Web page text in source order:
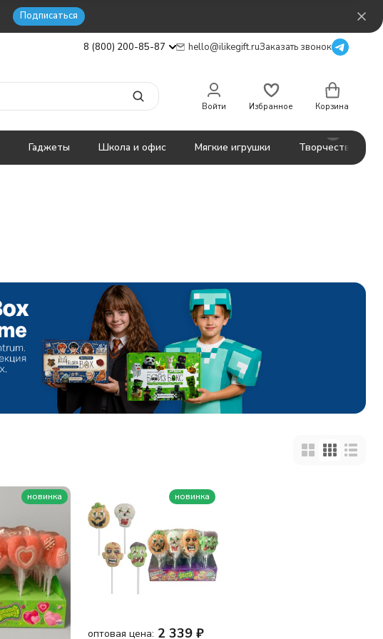
Подписаться
8 (800) 200-85-87 hello@ilikegift.ruЗаказать звонок
Войти Избранное Корзина
Гаджеты Школа и офис Мягкие игрушки Творчество
новинка новинка
оптовая цена: 2 339 ₽